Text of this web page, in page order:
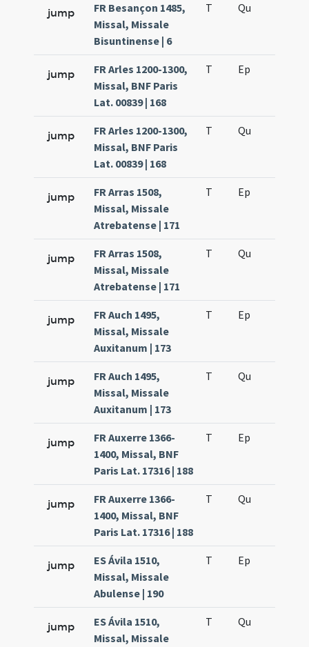
jump
FR Besançon 1485,
Missal, Missale
Bisuntinense | 6
T Qu
jump
FR Arles 1200-1300,
Missal, BNF Paris
Lat. 00839 | 168
T Ep
jump
FR Arles 1200-1300,
Missal, BNF Paris
Lat. 00839 | 168
T Qu
jump
FR Arras 1508,
Missal, Missale
Atrebatense | 171
T Ep
jump
FR Arras 1508,
Missal, Missale
Atrebatense | 171
T Qu
jump
FR Auch 1495,
Missal, Missale
Auxitanum | 173
T Ep
jump
FR Auch 1495,
Missal, Missale
Auxitanum | 173
T Qu
jump
FR Auxerre 1366-
1400, Missal, BNF
Paris Lat. 17316 | 188
T Ep
jump
FR Auxerre 1366-
1400, Missal, BNF
Paris Lat. 17316 | 188
T Qu
jump
ES Ávila 1510,
Missal, Missale
Abulense | 190
T Ep
jump
ES Ávila 1510,
Missal, Missale
T Qu